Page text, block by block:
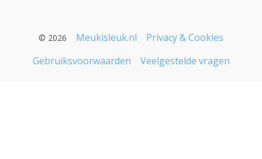
© 2026 Meukisleuk.nl
Privacy & Cookies
Gebruiksvoorwaarden
Veelgestelde vragen